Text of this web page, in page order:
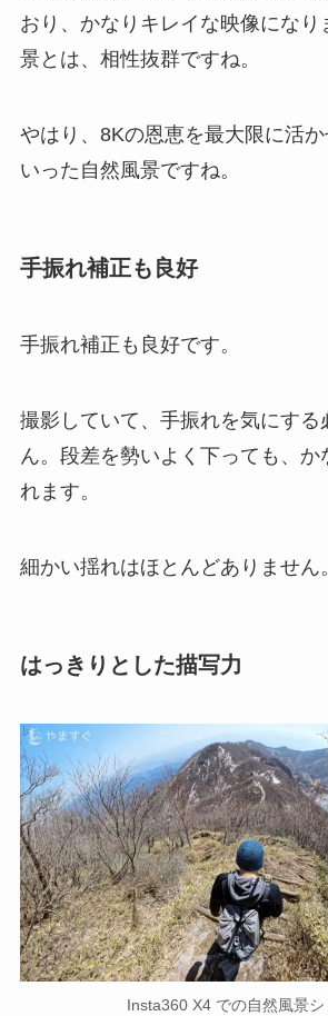
おり、かなりキレイな映像になり
景とは、相性抜群ですね。
やはり、8Kの恩恵を最大限に活
いった自然風景ですね。
手振れ補正も良好
手振れ補正も良好です。
撮影していて、手振れを気にする
ん。段差を勢いよく下っても、か
れます。
細かい揺れはほとんどありません。
はっきりとした描写力
Insta360 X4 での自然風景シ